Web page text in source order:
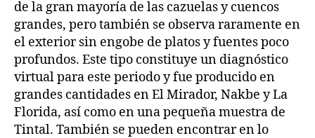
de la gran mayoría de las cazuelas y cuencos
grandes, pero también se observa raramente en
el exterior sin engobe de platos y fuentes poco
profundos. Este tipo constituye un diagnóstico
virtual para este periodo y fue producido en
grandes cantidades en El Mirador, Nakbe y La
Florida, así como en una pequeña muestra de
Tintal. También se pueden encontrar en lo